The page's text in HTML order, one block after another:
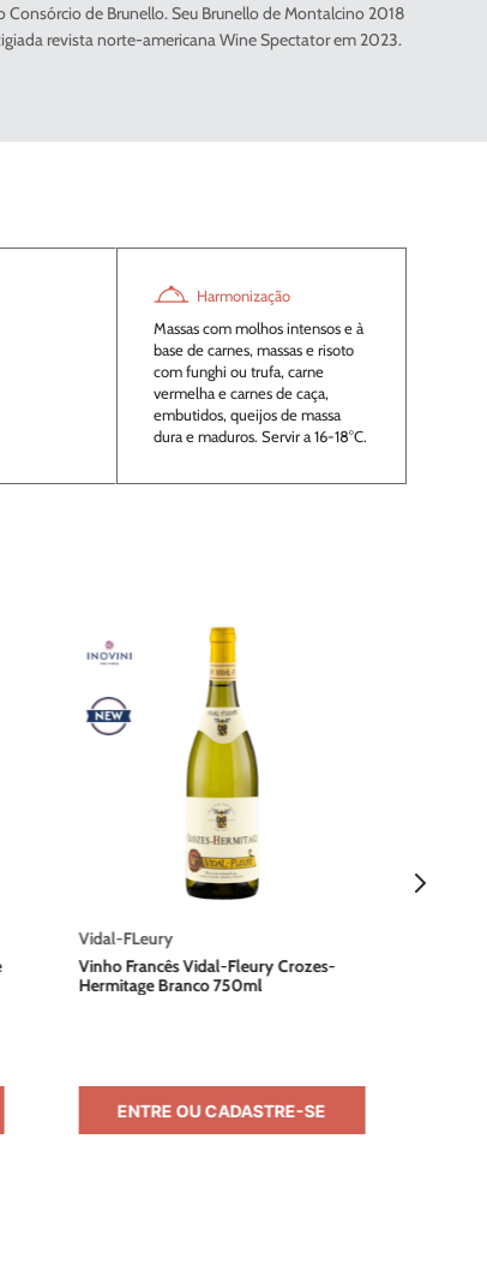
de Brunello. Seu Brunello de Montalcino 2018
revista norte-americana Wine Spectator em 2023.
Harmonização
Massas com molhos intensos e à
base de carnes, massas e risoto
com funghi ou trufa, carne
vermelha e carnes de caça,
embutidos, queijos de massa
dura e maduros. Servir a 16-18°C.
Vidal-FLeury
Vinho Francês Vidal-Fleury Crozes-
Hermitage Branco 750ml
ENTRE OU CADASTRE-SE